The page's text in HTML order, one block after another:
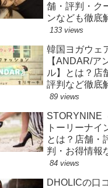
舗・評判・ク
ンなども徹底
説！
133 views
韓国ヨガウェ
【ANDAR/ア
ル】とは？店
評判など徹底
説！
89 views
STORYNINE
トーリーナイ
とは？店舗・
判・お得情報
も徹底解説！
84 views
DHOLICの口